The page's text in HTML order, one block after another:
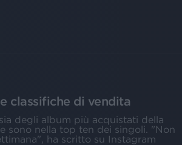
classifiche di vendita
degli album più acquistati della
sono nella top ten dei singoli. "Non
ha scritto su Instagram